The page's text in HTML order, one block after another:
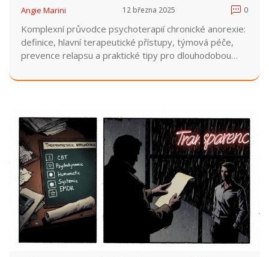
Angie Marini 12 března 2025 0
Komplexní průvodce psychoterapií chronické anorexie:
definice, hlavní terapeutické přístupy, týmová péče,
prevence relapsu a praktické tipy pro dlouhodobou